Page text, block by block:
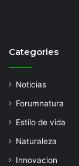
Categories
Noticias
Forumnatura
Estilo de vida
Naturaleza
Innovacion